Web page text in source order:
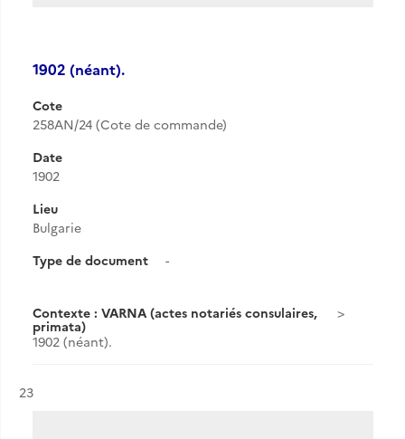
1902 (néant).
Cote
258AN/24 (Cote de commande)
Date
1902
Lieu
Bulgarie
Type de document
-
Contexte : VARNA (actes notariés consulaires,
primata)
1902 (néant).
Résultat n°
23